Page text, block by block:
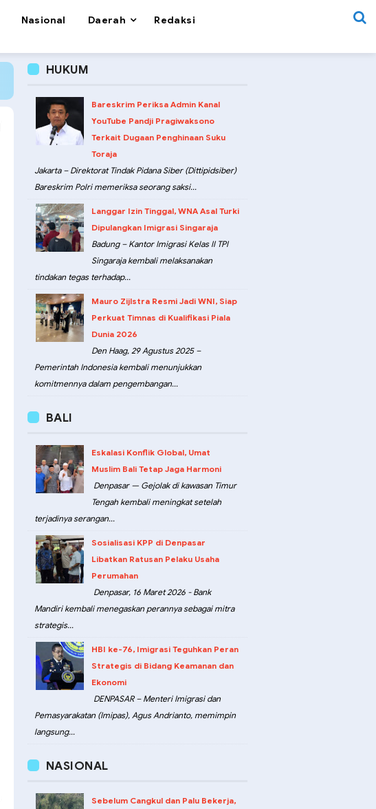
Nasional Daerah Redaksi
HUKUM
Bareskrim Periksa Admin Kanal
YouTube Pandji Pragiwaksono
Terkait Dugaan Penghinaan Suku
Toraja
Jakarta – Direktorat Tindak Pidana Siber (Dittipidsiber)
Bareskrim Polri memeriksa seorang saksi...
Langgar Izin Tinggal, WNA Asal Turki
Dipulangkan Imigrasi Singaraja
Badung – Kantor Imigrasi Kelas II TPI
Singaraja kembali melaksanakan
tindakan tegas terhadap...
Mauro Zijlstra Resmi Jadi WNI, Siap
Perkuat Timnas di Kualifikasi Piala
Dunia 2026
Den Haag, 29 Agustus 2025 –
Pemerintah Indonesia kembali menunjukkan
komitmennya dalam pengembangan...
BALI
Eskalasi Konflik Global, Umat
Muslim Bali Tetap Jaga Harmoni
Denpasar — Gejolak di kawasan Timur
Tengah kembali meningkat setelah
terjadinya serangan...
Sosialisasi KPP di Denpasar
Libatkan Ratusan Pelaku Usaha
Perumahan
Denpasar, 16 Maret 2026 - Bank
Mandiri kembali menegaskan perannya sebagai mitra
strategis...
HBI ke-76, Imigrasi Teguhkan Peran
Strategis di Bidang Keamanan dan
Ekonomi
DENPASAR – Menteri Imigrasi dan
Pemasyarakatan (Imipas), Agus Andrianto, memimpin
langsung...
NASIONAL
Sebelum Cangkul dan Palu Bekerja,